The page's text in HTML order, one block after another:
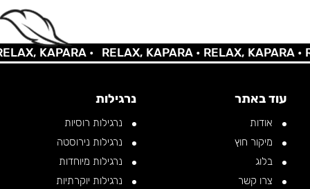
KAPARA • RELAX, KAPARA •RELAX, KAPARA •
עוד באתר
אודות
מיקור חוץ
בלוג
צרו קשר
נרגילות
נרגילות רוסיות
נרגילות נירוסטה
נרגילות מיוחדות
נרגילות יוקרתיות